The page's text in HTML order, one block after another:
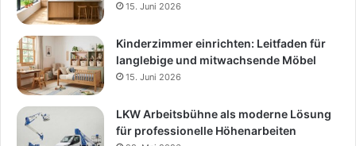
15. Juni 2026
Kinderzimmer einrichten: Leitfaden für
langlebige und mitwachsende Möbel
15. Juni 2026
LKW Arbeitsbühne als moderne Lösung
für professionelle Höhenarbeiten